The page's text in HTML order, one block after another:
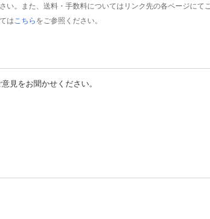
。また、送料・手数料についてはリンク先の各ページにて
は こちら をご参照ください。
見をお聞かせください。